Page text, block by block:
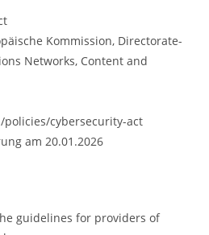
Kommission, Directorate-
Networks, Content and
cybersecurity-act
am 20.01.2026
guidelines for providers of